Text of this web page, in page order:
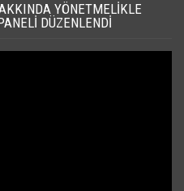
YÖNETMELIKLE
DÜZENLENDI